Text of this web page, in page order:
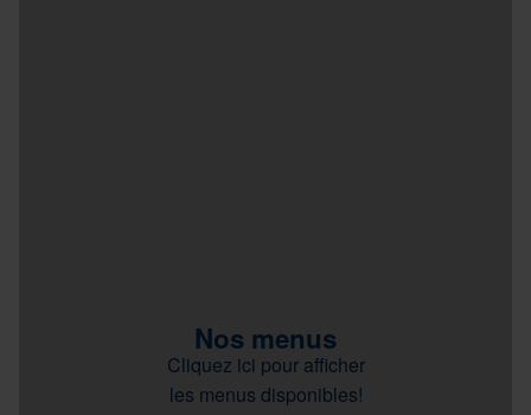
Nos menus
Cliquez ici pour afficher
les menus disponibles!